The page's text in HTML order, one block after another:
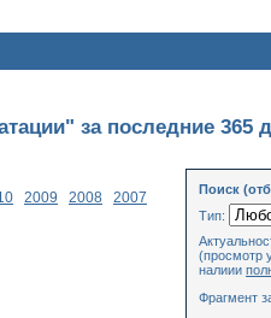
за последние 365
2009 2008
2007
Поиск
Тип:
(просмотр
налиии
Фрагмент